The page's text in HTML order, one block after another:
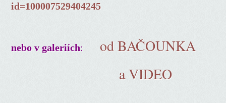
id=100007529404245
nebo v galeriích:od BAČOUNKA
a VIDEO